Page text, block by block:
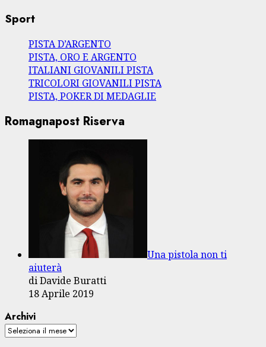
Sport
PISTA D’ARGENTO
PISTA, ORO E ARGENTO
ITALIANI GIOVANILI PISTA
TRICOLORI GIOVANILI PISTA
PISTA, POKER DI MEDAGLIE
Romagnapost Riserva
Una pistola non ti
aiuterà
di Davide Buratti
18 Aprile 2019
Archivi